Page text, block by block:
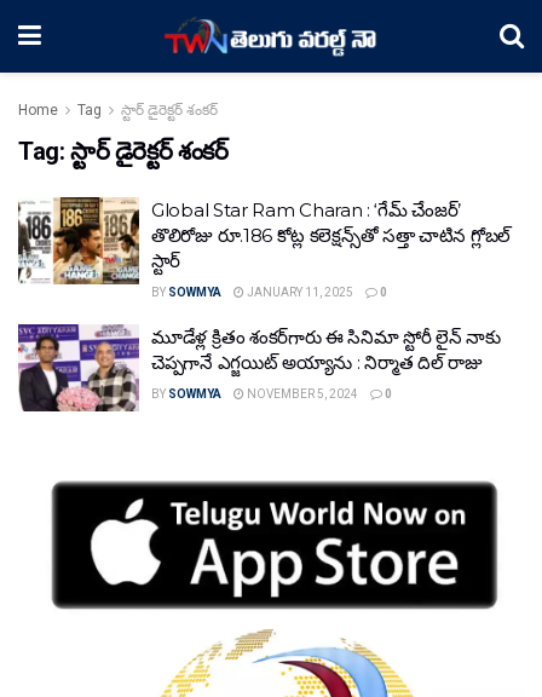
Home Tag స్టార్ డైరెక్ట‌ర్ శంక‌ర్
Tag: స్టార్ డైరెక్ట‌ర్ శంక‌ర్
Global Star Ram Charan : ‘గేమ్ చేంజర్’
తొలిరోజు రూ.186 కోట్ల క‌లెక్ష‌న్స్‌తో స‌త్తా చాటిన గ్లోబ‌ల్
స్టార్‌
BY SOWMYA JANUARY 11, 2025 0
మూడేళ్ల క్రితం శంక‌ర్‌గారు ఈ సినిమా స్టోరీ లైన్ నాకు
చెప్ప‌గానే ఎగ్జ‌యిట్ అయ్యాను : నిర్మాత దిల్ రాజు
BY SOWMYA NOVEMBER 5, 2024 0